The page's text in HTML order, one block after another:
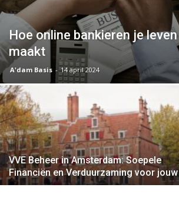
Hoe online bankieren je
maakt
A'dam Basis - 14 april 2024
VVE Beheer in Amsterdam: Soepele
Financiën en Verduurzaming voor jouw